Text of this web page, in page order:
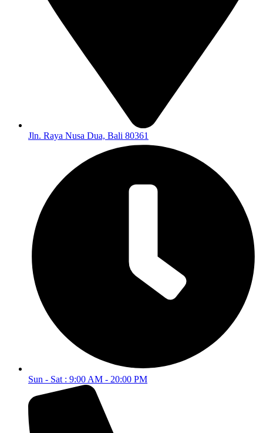
Jln. Raya Nusa Dua, Bali 80361
Sun - Sat : 9:00 AM - 20:00 PM